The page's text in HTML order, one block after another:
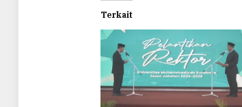
Terkait